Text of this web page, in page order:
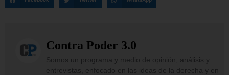
Contra Poder 3.0
Somos un programa y medio de opinión, análisis y
entrevistas, enfocado en las ideas de la derecha y en